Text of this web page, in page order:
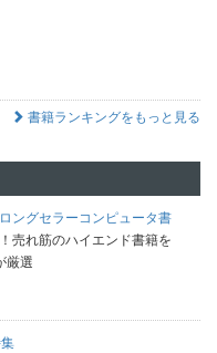
書籍ランキングをもっと見る
ングセラーコンピュータ書
売れ筋のハイエンド書籍を
厳選